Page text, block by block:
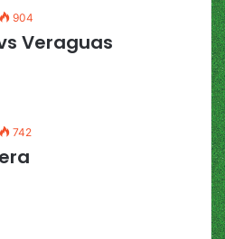
904
Veraguas
742